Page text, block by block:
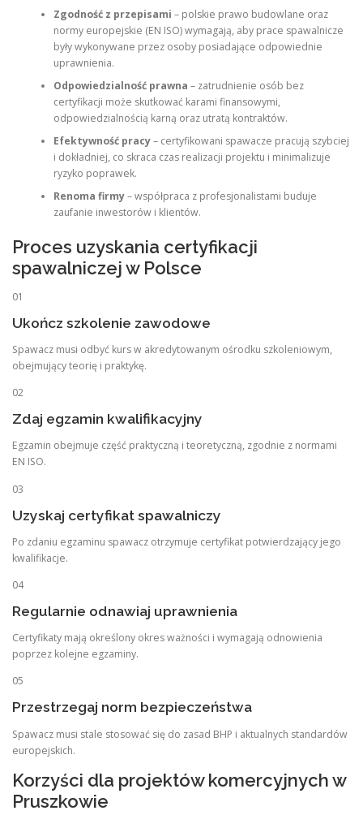
Zgodność z przepisami – polskie prawo budowlane oraz
normy europejskie (EN ISO) wymagają, aby prace spawalnicze
były wykonywane przez osoby posiadające odpowiednie
uprawnienia.
Odpowiedzialność prawna – zatrudnienie osób bez
certyfikacji może skutkować karami finansowymi,
odpowiedzialnością karną oraz utratą kontraktów.
Efektywność pracy– certyfikowani spawacze pracują szybciej
i dokładniej, co skraca czas realizacji projektu i minimalizuje
ryzyko poprawek.
Renoma firmy– współpraca z profesjonalistami buduje
zaufanie inwestorów i klientów.
Proces uzyskania certyfikacji
spawalniczej w Polsce
01
Ukończ szkolenie zawodowe
Spawacz musi odbyć kurs w akredytowanym ośrodku szkoleniowym,
obejmujący teorię i praktykę.
02
Zdaj egzamin kwalifikacyjny
Egzamin obejmuje część praktyczną i teoretyczną, zgodnie z normami
EN ISO.
03
Uzyskaj certyfikat spawalniczy
Po zdaniu egzaminu spawacz otrzymuje certyfikat potwierdzający jego
kwalifikacje.
04
Regularnie odnawiaj uprawnienia
Certyfikaty mają określony okres ważności i wymagają odnowienia
poprzez kolejne egzaminy.
05
Przestrzegaj norm bezpieczeństwa
Spawacz musi stale stosować się do zasad BHP i aktualnych standardów
europejskich.
Korzyści dla projektów komercyjnych w
Pruszkowie